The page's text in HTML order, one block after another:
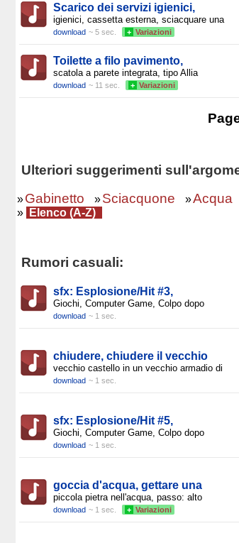
Scarico dei servizi igienici,
igienici, cassetta esterna, sciacquare una
download ~ 5 sec. + Variazioni
Toilette a filo pavimento,
scatola a parete integrata, tipo Allia
download ~ 11 sec. + Variazioni
Ulteriori suggerimenti
»Gabinetto »Sciacquone »Acqua
» Elenco (A-Z)
Rumori casuali:
sfx: Esplosione/Hit #3,
Giochi, Computer Game, Colpo dopo
download ~ 1 sec.
chiudere, chiudere il vecchio
vecchio castello in un vecchio armadio di
download ~ 1 sec.
sfx: Esplosione/Hit #5,
Giochi, Computer Game, Colpo dopo
download ~ 1 sec.
goccia d'acqua, gettare una
piccola pietra nell'acqua, passo: alto
download ~ 1 sec. + Variazioni